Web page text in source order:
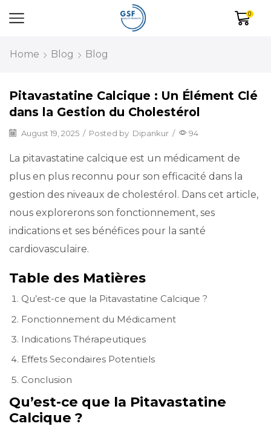
0
Home Blog Blog
Pitavastatine Calcique : Un Élément Clé
dans la Gestion du Cholestérol
August 19, 2025 / Posted by Dipankur / 94
La pitavastatine calcique est un médicament de
plus en plus reconnu pour son efficacité dans la
gestion des niveaux de cholestérol. Dans cet article,
nous explorerons son fonctionnement, ses
indications et ses bénéfices pour la santé
cardiovasculaire.
Table des Matières
Qu’est-ce que la Pitavastatine Calcique ?
Fonctionnement du Médicament
Indications Thérapeutiques
Effets Secondaires Potentiels
Conclusion
Qu’est-ce que la Pitavastatine
Calcique ?